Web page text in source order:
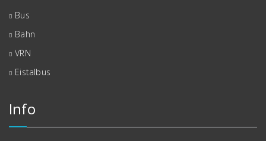
Bus
Bahn
VRN
Eistalbus
Info